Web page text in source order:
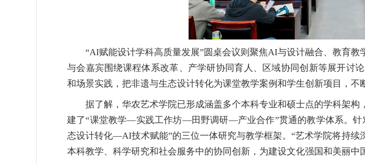
“AI赋能设计学科高质量发展”圆桌会议则聚焦AI与设计融合、教育
与会嘉宾围绕课程体系改革、产学研协同育人、区域协同创新等展开讨
和场景实践，把非遗与生态设计转化为课堂教学案例和学生创新项目，不
据了解，华农艺术学院已形成涵盖多个本科专业和硕士点的学科架
建了“课堂教学—实践工作坊—田野调研—产业合作”贯通的教学体系。
态设计转化—AI技术赋能”的三位一体研究与教学框架。“艺术学院将持
本科教学、科学研究和社会服务中的协同创新，为建设文化强国和美丽中